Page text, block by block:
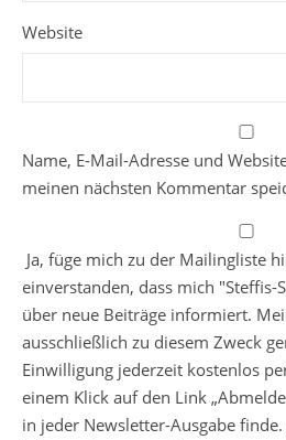
Website
Name, E-Mail-Adresse und
meinen nächsten Kommentar
Ja, füge mich zu der Mailingliste
einverstanden, dass mich "Steffis-
über neue Beiträge informiert.
ausschließlich zu diesem Zweck
Einwilligung jederzeit kostenlos
einem Klick auf den Link
in jeder Newsletter-Ausgabe